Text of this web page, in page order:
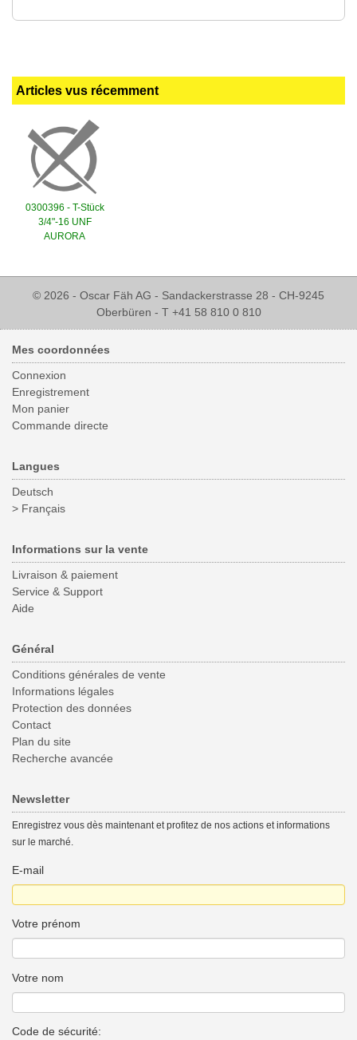
Articles vus récemment
0300396 - T-Stück
3/4"-16 UNF
AURORA
© 2026 - Oscar Fäh AG - Sandackerstrasse 28 - CH-9245
Oberbüren - T +41 58 810 0 810
Mes coordonnées
Connexion
Enregistrement
Mon panier
Commande directe
Langues
Deutsch
> Français
Informations sur la vente
Livraison & paiement
Service & Support
Aide
Général
Conditions générales de vente
Informations légales
Protection des données
Contact
Plan du site
Recherche avancée
Newsletter
Enregistrez vous dès maintenant et profitez de nos actions et informations
sur le marché.
E-mail
Votre prénom
Votre nom
Code de sécurité: